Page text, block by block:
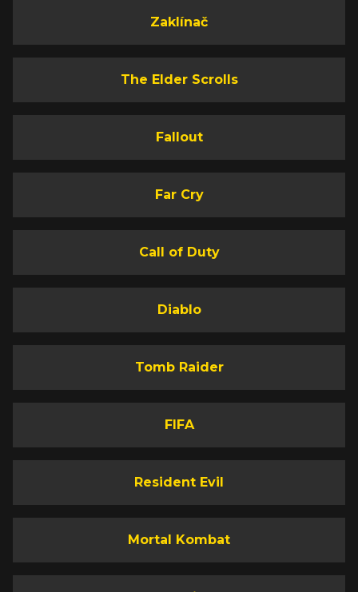
Zaklínač
The Elder Scrolls
Fallout
Far Cry
Call of Duty
Diablo
Tomb Raider
FIFA
Resident Evil
Mortal Kombat